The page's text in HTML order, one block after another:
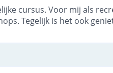
cursus. Voor mij als
Tegelijk is het ook